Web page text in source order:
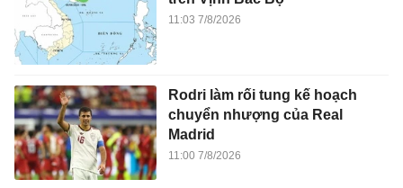
11:03 7/8/2026
Rodri làm rối tung kế hoạch
chuyển nhượng của Real
Madrid
11:00 7/8/2026